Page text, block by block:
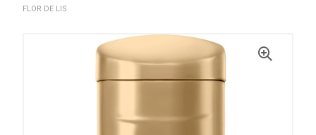
FLOR DE LIS